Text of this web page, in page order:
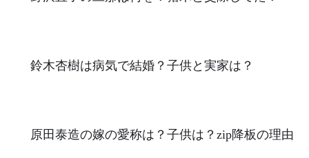
鈴木杏樹は病気で結婚？子供と実家は？
原田泰造の嫁の愛称は？子供は？zip降板の理由